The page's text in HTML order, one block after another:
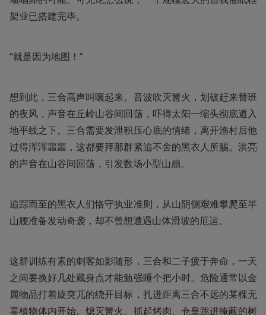
架业已搭建完毕。
“就是因为地图！”
想到此，三合高声叫嚷起来。音波吹灭篝火，划破赶来替班
的夜风，声音在丘岭山谷间回荡，吓得太阳一缩头彻底遁入
地平线之下。三合需要发泄积压心底的情绪，离开渔村后他
过得浑浑噩噩，这都要拜那群紧追不舍的黑衣人所赐。洪亮
的声音在山谷间回荡，引发数场小型山崩。
追踪而至的黑衣人们恪守执业准则，从山阴侧艰难攀爬至半
山腰准备发动奇袭，却不曾想遭遇山体滑坡的厄运。
这群训练有素的刺客如影随形，三合和二子疲于奔命，一天
之间要换好几处藏身点才能勉强睡个把小时。危险通常以金
属物品打着旋突兀的绕开目标，扎进距离三合不远的某棵无
辜植物体内开始。熄灭篝火、抓起烤肉、仓皇跳进掩蔽的树